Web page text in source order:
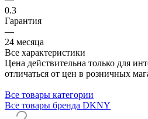
0.3
Гарантия
—
24 месяца
Все характеристики
Цена действительна только для
отличаться от цен в розничных
Все товары категории
Все товары бренда DKNY